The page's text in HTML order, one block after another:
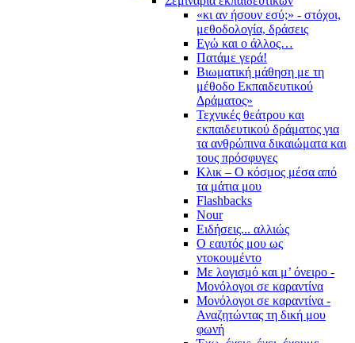
«κι αν ήσουν εσύ;» - στόχοι,
μεθοδολογία, δράσεις
Εγώ και ο άλλος…
Πατάμε γερά!
Βιωματική μάθηση με τη
μέθοδο Εκπαιδευτικού
Δράματος»
Τεχνικές θεάτρου και
εκπαιδευτικού δράματος για
τα ανθρώπινα δικαιώματα και
τους πρόσφυγες
Κλικ – Ο κόσμος μέσα από
τα μάτια μου
Flashbacks
Nour
Ειδήσεις... αλλιώς
Ο εαυτός μου ως
ντοκουμέντο
Με λογισμό και μ’ όνειρο -
Μονόλογοι σε καραντίνα
Μονόλογοι σε καραντίνα -
Αναζητώντας τη δική μου
φωνή